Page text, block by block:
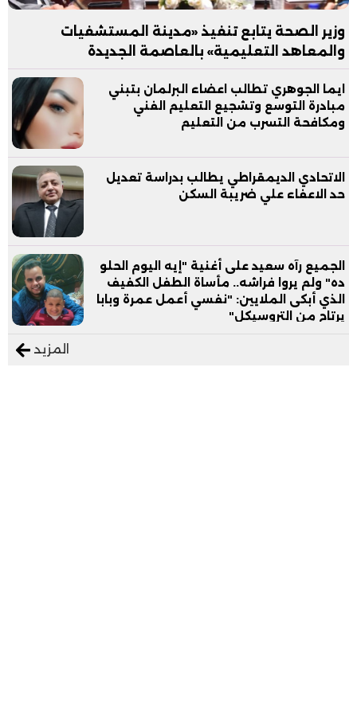
وزير الصحة يتابع تنفيذ «مدينة المستشفيات
والمعاهد التعليمية» بالعاصمة الجديدة
ايما الجوهري تطالب اعضاء البرلمان بتبني
مبادرة التوسع وتشجيع التعليم الفني
ومكافحة التسرب من التعليم
الاتحادي الديمقراطي يطالب بدراسة تعديل
حد الاعفاء علي ضريبة السكن
الجميع رآه سعيد على أغنية "إيه اليوم الحلو
ده" ولم يروا فراشه.. مأساة الطفل الكفيف
الذي أبكى الملايين: "نفسي أعمل عمرة وبابا
يرتاح من التروسيكل"
المزيد